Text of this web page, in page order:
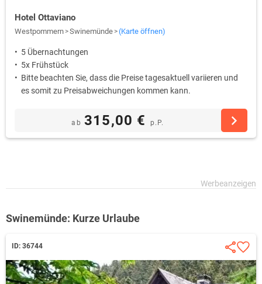
Hotel Ottaviano
Westpommern Swinemünde (Karte öffnen)
5 Übernachtungen
5x Frühstück
Bitte beachten Sie, dass die Preise tagesaktuell variieren und
es somit zu Preisabweichungen kommen kann.
ab 315,00 € p.P.
Swinemünde: Kurze Urlaube
ID: 36744